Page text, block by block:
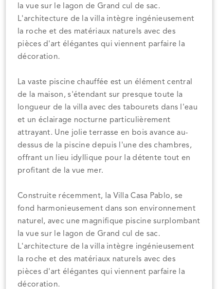
la vue sur le lagon de Grand cul de sac.
L'architecture de la villa intègre ingénieusement
la roche et des matériaux naturels avec des
pièces d'art élégantes qui viennent parfaire la
décoration.
La vaste piscine chauffée est un élément central
de la maison, s'étendant sur presque toute la
longueur de la villa avec des tabourets dans l'eau
et un éclairage nocturne particulièrement
attrayant. Une jolie terrasse en bois avance au-
dessus de la piscine depuis l'une des chambres,
offrant un lieu idyllique pour la détente tout en
profitant de la vue mer.
Construite récemment, la Villa Casa Pablo, se
fond harmonieusement dans son environnement
naturel, avec une magnifique piscine surplombant
la vue sur le lagon de Grand cul de sac.
L'architecture de la villa intègre ingénieusement
la roche et des matériaux naturels avec des
pièces d'art élégantes qui viennent parfaire la
décoration.